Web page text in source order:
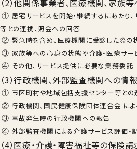
（2）他関係事業者、医療機関、家族
居宅サービスを開始・継続するにあたり
等との連携、照会への回答
緊急時を含め、医療機関に受診した際の
家族等への心身の状態や介護・医療サ
その他、サービス提供に必要な業務委託
（3）行政機関、外部監査機関への情
市区町村や地域包括支援センター等と
行政機関、国民健康保険団体連合会 に
事故発生時の行政機関への報告
外部監査機関による介護サービス評価・
（4）医療・介護・障害福祉等の保険